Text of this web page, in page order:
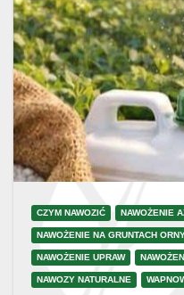
CZYM NAWOZIĆ NAWOŻENIE
NAWOŻENIE NA GRUNTACH
NAWOŻENIE UPRAW
NAWOZY NATURALNE